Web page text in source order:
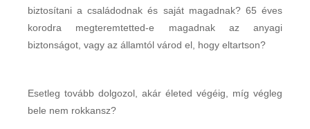
biztosítani a családodnak és saját magadnak? 65 éves
korodra megteremtetted-e magadnak az anyagi
biztonságot, vagy az államtól várod el, hogy eltartson?
Esetleg tovább dolgozol, akár életed végéig, míg végleg
bele nem rokkansz?